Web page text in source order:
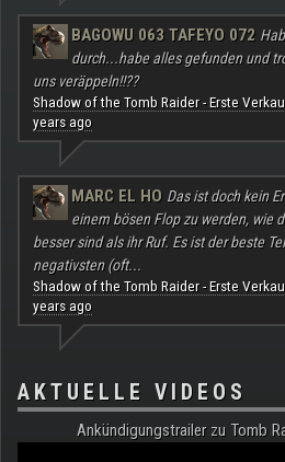
BAGOWU 063 TAFEYO 072
durch...habe alles gefunden und
uns veräppeln!!??
Shadow of the Tomb Raider - Erste
years ago
MARC EL HO Das ist doch kein
einem bösen Flop zu werden, wie
besser sind als ihr Ruf. Es ist der beste
negativsten (oft...
Shadow of the Tomb Raider - Erste
years ago
AKTUELLE VIDEOS
Ankündigungstrailer zu Tomb